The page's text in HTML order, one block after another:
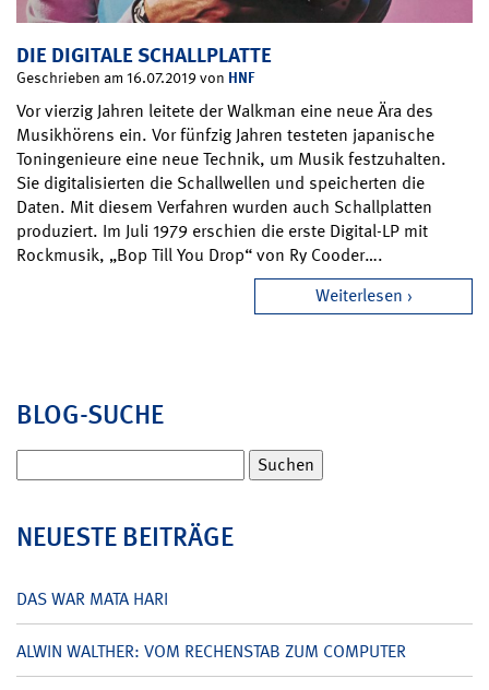
DIE DIGITALE SCHALLPLATTE
Geschrieben am 16.07.2019 von HNF
Vor vierzig Jahren leitete der Walkman eine neue Ära des
Musikhörens ein. Vor fünfzig Jahren testeten japanische
Toningenieure eine neue Technik, um Musik festzuhalten.
Sie digitalisierten die Schallwellen und speicherten die
Daten. Mit diesem Verfahren wurden auch Schallplatten
produziert. Im Juli 1979 erschien die erste Digital-LP mit
Rockmusik, „Bop Till You Drop“ von Ry Cooder….
Weiterlesen
BLOG-SUCHE
nach:
NEUESTE BEITRÄGE
DAS WAR MATA HARI
ALWIN WALTHER: VOM RECHENSTAB ZUM COMPUTER